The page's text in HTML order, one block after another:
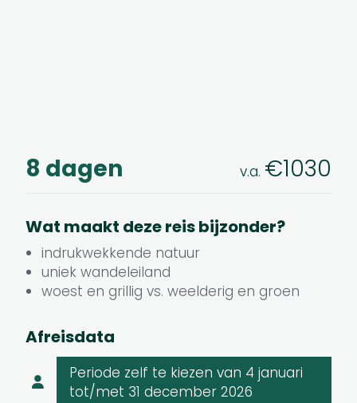
8 dagen v.a. €1030
Wat maakt deze reis bijzonder?
indrukwekkende natuur
uniek wandeleiland
woest en grillig vs. weelderig en groen
Afreisdata
Periode zelf te kiezen van 4 januari
tot/met 31 december 2026